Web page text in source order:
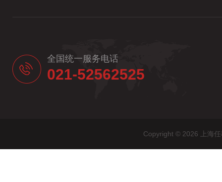
全国统一服务电话
021-52562525
Copyright © 2026 上海